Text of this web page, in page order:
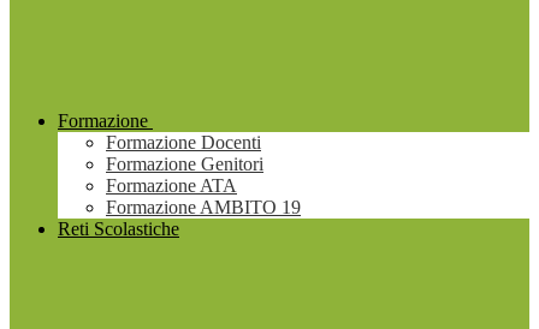
Formazione
Formazione Docenti
Formazione Genitori
Formazione ATA
Formazione AMBITO 19
Reti Scolastiche